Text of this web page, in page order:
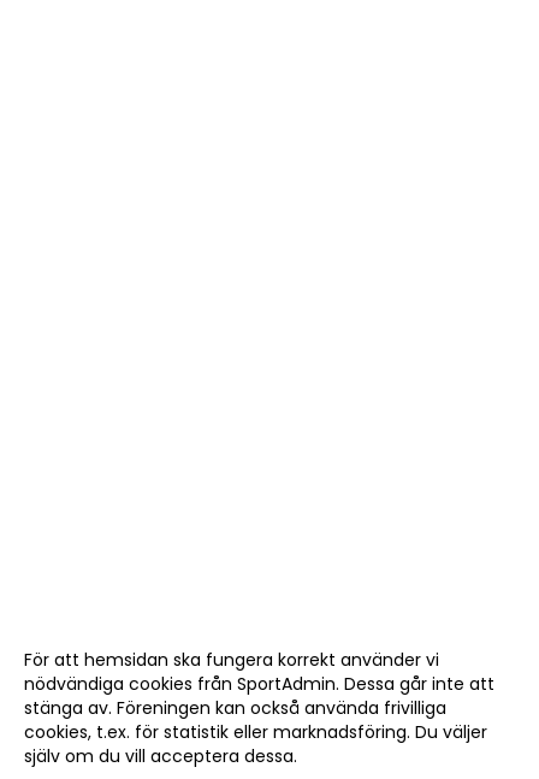
För att hemsidan ska fungera korrekt använder vi
nödvändiga cookies från SportAdmin. Dessa går inte att
stänga av. Föreningen kan också använda frivilliga
cookies, t.ex. för statistik eller marknadsföring. Du väljer
själv om du vill acceptera dessa.